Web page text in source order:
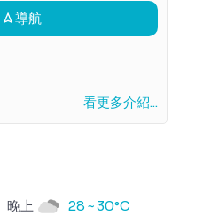
導航
看更多介紹...
晚上 28 ~ 30°C